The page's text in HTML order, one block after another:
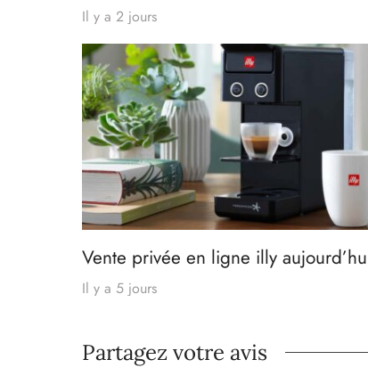
Il y a 2 jours
Vente privée en ligne illy
Il y a 5 jours
Partagez votre avis